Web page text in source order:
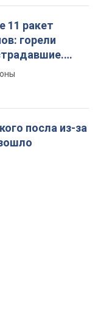
11 ракет
горели
посла из-за